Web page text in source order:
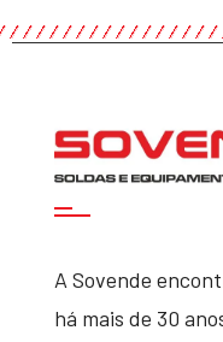
A Sovende
há mais de 30